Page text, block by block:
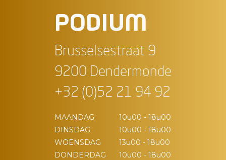
PODIUM
Brusselsestraat 9
9200 Dendermonde
+32 (0)52 21 94 92
MAANDAG
10u00 - 18u00
DINSDAG
10u00 - 18u00
WOENSDAG
13u00 - 18u00
DONDERDAG
10u00 - 18u00